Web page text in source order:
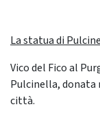
La statua di
Vico del Fico al
Pulcinella, donata
città.